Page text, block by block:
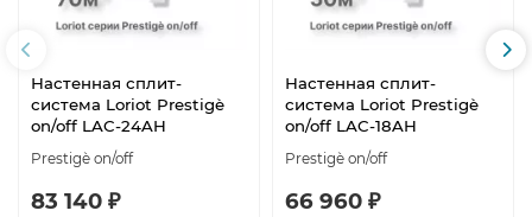
Настенная сплит-
система Loriot Prestigè
on/off LAC-24AH
Prestigè on/off
83 140 ₽
Настенная сплит-
система Loriot Prestigè
on/off LAC-18AH
Prestigè on/off
66 960 ₽